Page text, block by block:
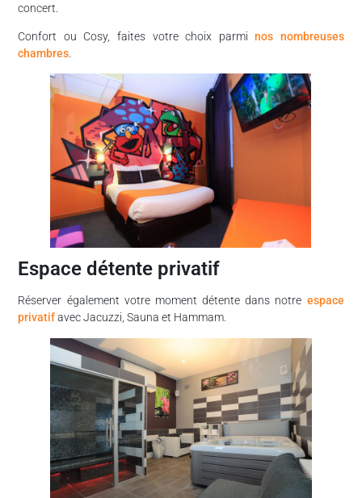
concert.
Confort ou Cosy, faites votre choix parminos nombreuses
chambres
Espace détente privatif
Réserver également votre moment détente dans notre espace
privatifavec Jacuzzi, Sauna et Hammam.